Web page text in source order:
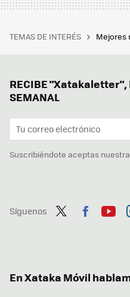
TEMAS DE INTERÉS Mejores
RECIBE "Xatakaletter",
SEMANAL
Suscribiéndote aceptas nuestra
Síguenos
En Xataka Móvil